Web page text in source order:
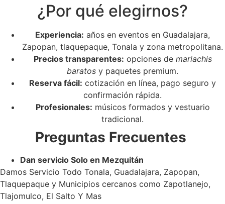
¿Por qué elegirnos?
Experiencia: años en eventos en Guadalajara,
Zapopan, tlaquepaque, Tonala y zona metropolitana.
Precios transparentes: opciones de mariachis
baratos y paquetes premium.
Reserva fácil: cotización en línea, pago seguro y
confirmación rápida.
Profesionales: músicos formados y vestuario
tradicional.
Preguntas Frecuentes
Dan servicio Solo en Mezquitán
Damos Servicio Todo Tonala, Guadalajara, Zapopan,
Tlaquepaque y Municipios cercanos como Zapotlanejo,
Tlajomulco, El Salto Y Mas